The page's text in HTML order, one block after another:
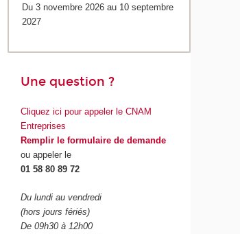
Du 3 novembre 2026 au 10 septembre
2027
Une question ?
Cliquez ici pour appeler le CNAM
Entreprises
Remplir le formulaire de demande
ou appeler le
01 58 80 89 72
Du lundi au vendredi
(hors jours fériés)
De 09h30 à 12h00